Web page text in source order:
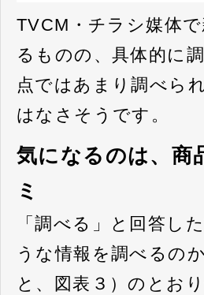
TVCM・チラシ媒体
るものの、具体的に
点ではあまり調べら
はなさそうです。
気になるのは、商
ミ
「調べる」と回答し
うな情報を調べるの
と、図表３）のとお